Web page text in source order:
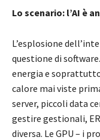
Lo scenario: l’AI è
L’esplosione
questione di
energia e
calore mai viste
server, piccoli data
gestire gestionali,
diversa. Le GPU – i